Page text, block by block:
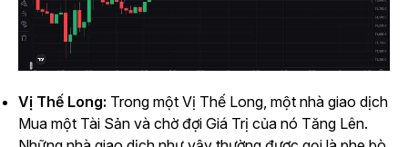
Vị Thế Long: Trong một Vị Thế Long, một nhà giao dịch
Mua một Tài Sản và chờ đợi Giá Trị của nó Tăng Lên.